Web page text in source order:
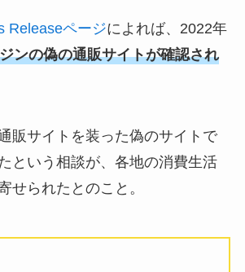
Releaseページによれば、2022年
ンの偽の通販サイトが確認され
販サイトを装った偽のサイトで
という相談が、各地の消費生活
せられたとのこと。